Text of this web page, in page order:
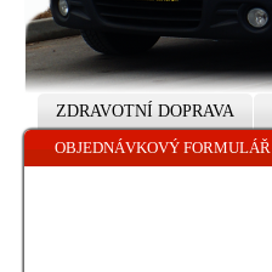
ZDRAVOTNÍ DOPRAVA
OBJEDNÁVKOVÝ FORMULÁŘ